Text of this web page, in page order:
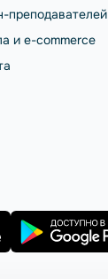
преподавателей
и e-commerce